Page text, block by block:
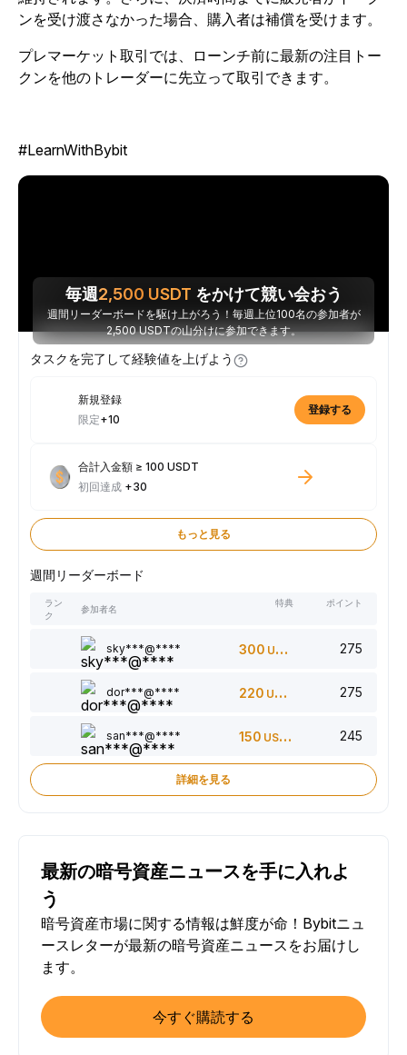
ンを受け渡さなかった場合、購入者は補償を受けます。
プレマーケット取引では、ローンチ前に最新の注目トー
クンを他のトレーダーに先立って取引できます。
#LearnWithBybit
毎週2,500 USDT をかけて競い会おう
週間リーダーボードを駆け上がろう！毎週上位100名の参加者が
2,500 USDTの山分けに参加できます。
タスクを完了して経験値を上げよう
新規登録
限定+10
登録する
合計入金額 ≥ 100 USDT
初回達成 +30
もっと見る
週間リーダーボード
ラン
ク
参加者名
特典 ポイント
sky***@**** 300 USDT 275
dor***@**** 220 USDT 275
san***@**** 150 USDT 245
詳細を見る
最新の暗号資産ニュースを手に入れよ
う
暗号資産市場に関する情報は鮮度が命！Bybitニュ
ースレターが最新の暗号資産ニュースをお届けし
ます。
今すぐ購読する